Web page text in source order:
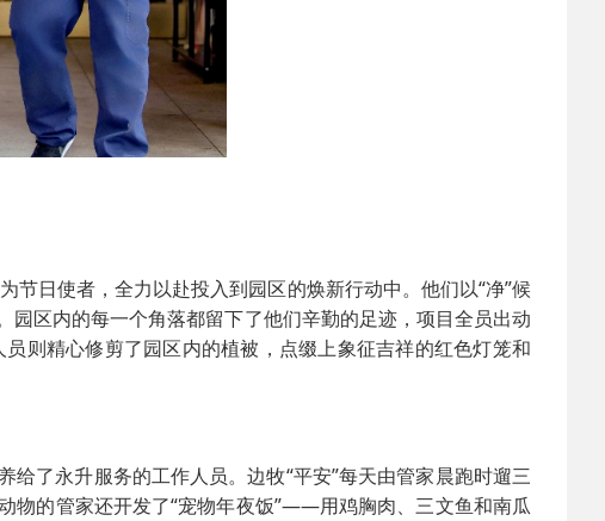
日使者，全力以赴投入到园区的焕新行动中。他们以“净”候
园区内的每一个角落都留下了他们辛勤的足迹，项目全员出动
则精心修剪了园区内的植被，点缀上象征吉祥的红色灯笼和
了永升服务的工作人员。边牧“平安”每天由管家晨跑时遛三
物的管家还开发了“宠物年夜饭”——用鸡胸肉、三文鱼和南瓜